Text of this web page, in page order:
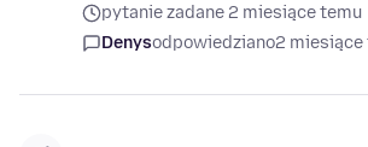
pytanie zadane 2 miesiące temu
Denysodpowiedziano2 miesiące